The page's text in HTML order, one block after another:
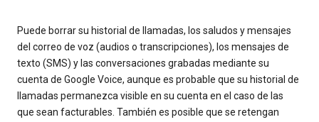
Puede borrar su historial de llamadas, los saludos y mensajes
del correo de voz (audios o transcripciones), los mensajes de
texto (SMS) y las conversaciones grabadas mediante su
cuenta de Google Voice, aunque es probable que su historial de
llamadas permanezca visible en su cuenta en el caso de las
que sean facturables. También es posible que se retengan